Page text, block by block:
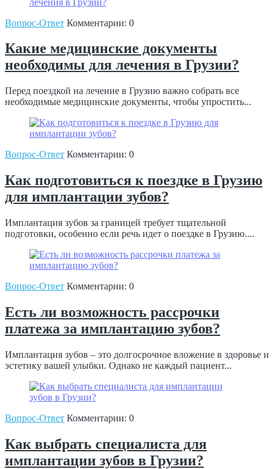
Вопрос-Ответ Комментарии: 0
Какие медицинские документы
необходимы для лечения в Грузии?
Перед поездкой на лечение в Грузию важно собрать все
необходимые медицинские документы, чтобы упростить...
Вопрос-Ответ Комментарии: 0
Как подготовиться к поездке в Грузию
для имплантации зубов?
Имплантация зубов за границей требует тщательной
подготовки, особенно если речь идет о поездке в Грузию....
Вопрос-Ответ Комментарии: 0
Есть ли возможность рассрочки
платежа за имплантацию зубов?
Имплантация зубов – это долгосрочное вложение в здоровье и
эстетику вашей улыбки. Однако не каждый пациент...
Вопрос-Ответ Комментарии: 0
Как выбрать специалиста для
имплантации зубов в Грузии?